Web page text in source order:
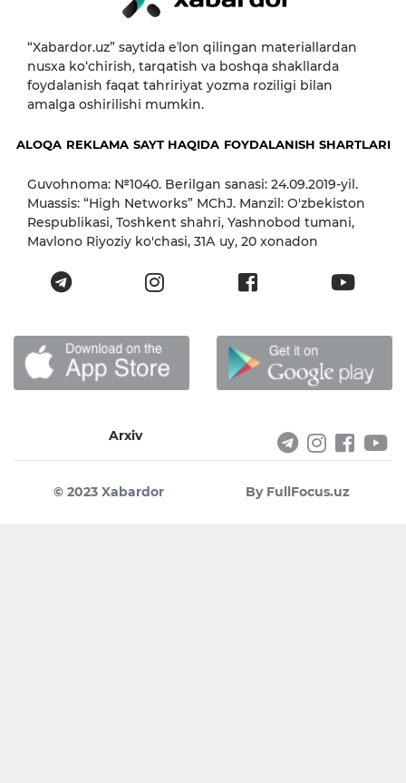
“Xabardor.uz” saytida eʼlon qilingan materiallardan
nusxa ko‘chirish, tarqatish va boshqa shakllarda
foydalanish faqat tahririyat yozma roziligi bilan
amalga oshirilishi mumkin.
ALOQA REKLAMA SAYT HAQIDA FOYDALANISH SHARTLARI
Guvohnoma: №1040. Berilgan sanasi: 24.09.2019-yil.
Muassis: “High Networks” MChJ. Manzil: O'zbekiston
Respublikasi, Toshkent shahri, Yashnobod tumani,
Mavlono Riyoziy ko'chasi, 31А uy, 20 xonadon
Arxiv
© 2023 Xabardor By FullFocus.uz